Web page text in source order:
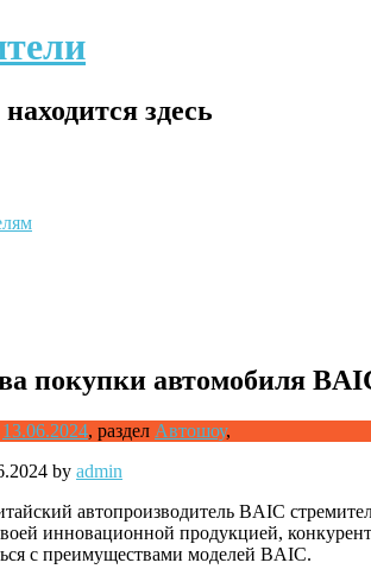
здесь
покупки автомобиля
13.06.2024, раздел Автошоу,
by admin
автопроизводитель BAIC
инновационной продукцией,
с преимуществами моделей BAIC.